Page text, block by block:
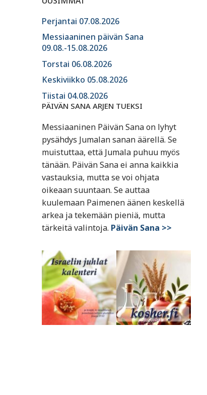
Perjantai 07.08.2026
Messiaaninen päivän Sana
09.08.-15.08.2026
Torstai 06.08.2026
Keskiviikko 05.08.2026
Tiistai 04.08.2026
PÄIVÄN SANA ARJEN TUEKSI
Messiaaninen Päivän Sana on lyhyt
pysähdys Jumalan sanan äärellä. Se
muistuttaa, että Jumala puhuu myös
tänään. Päivän Sana ei anna kaikkia
vastauksia, mutta se voi ohjata
oikeaan suuntaan. Se auttaa
kuulemaan Paimenen äänen keskellä
arkea ja tekemään pieniä, mutta
tärkeitä valintoja. Päivän Sana >>